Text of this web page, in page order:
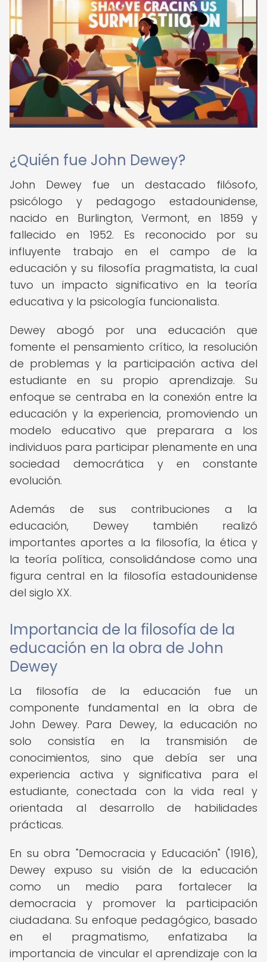
¿Quién fue John Dewey?
John Dewey fue un destacado filósofo,
psicólogo y pedagogo estadounidense,
nacido en Burlington, Vermont, en 1859 y
fallecido en 1952. Es reconocido por su
influyente trabajo en el campo de la
educación y su filosofía pragmatista, la cual
tuvo un impacto significativo en la teoría
educativa y la psicología funcionalista.
Dewey abogó por una educación que
fomente el pensamiento crítico, la resolución
de problemas y la participación activa del
estudiante en su propio aprendizaje. Su
enfoque se centraba en la conexión entre la
educación y la experiencia, promoviendo un
modelo educativo que preparara a los
individuos para participar plenamente en una
sociedad democrática y en constante
evolución.
Además de sus contribuciones a la
educación, Dewey también realizó
importantes aportes a la filosofía, la ética y
la teoría política, consolidándose como una
figura central en la filosofía estadounidense
del siglo XX.
Importancia de la filosofía de la
educación en la obra de John
Dewey
La filosofía de la educación fue un
componente fundamental en la obra de
John Dewey. Para Dewey, la educación no
solo consistía en la transmisión de
conocimientos, sino que debía ser una
experiencia activa y significativa para el
estudiante, conectada con la vida real y
orientada al desarrollo de habilidades
prácticas.
En su obra "Democracia y Educación" (1916),
Dewey expuso su visión de la educación
como un medio para fortalecer la
democracia y promover la participación
ciudadana. Su enfoque pedagógico, basado
en el pragmatismo, enfatizaba la
importancia de vincular el aprendizaje con la